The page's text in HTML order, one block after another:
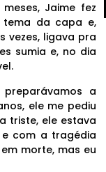
Jaime fez
tema da capa e,
vezes, ligava pra
sumia e, no dia
a
ele me pediu
triste, ele estava
com a tragédia
morte, mas eu